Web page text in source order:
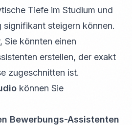
Tiefe im Studium und
signifikant steigern können.
Sie könnten einen
erstellen, der exakt
zugeschnitten ist.
können Sie
Bewerbungs-Assistenten